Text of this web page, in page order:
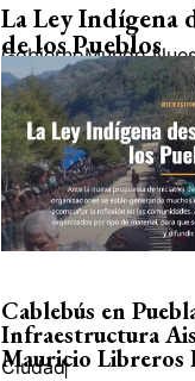
La Ley Indígena
de los Pueblos
GobiernoMundo
Cablebús en
Infraestructura
Mauricio Libreros
Ciudad|